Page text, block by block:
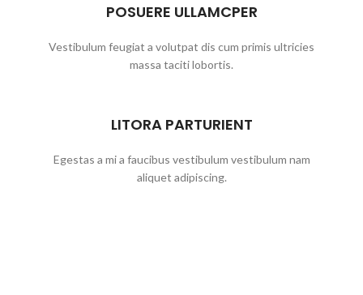
POSUERE ULLAMCPER
Vestibulum feugiat a volutpat dis cum primis ultricies
massa taciti lobortis.
LITORA PARTURIENT
Egestas a mi a faucibus vestibulum vestibulum nam
aliquet adipiscing.